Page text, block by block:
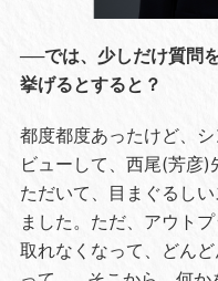
──では、少しだけ質問
挙げるとすると？
都度都度あったけど、
ビューして、西尾(芳彦
ただいて、目まぐるし
ました。ただ、アウト
取れなくなって、どん